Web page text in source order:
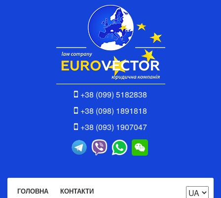
+38 (099) 5182838
+38 (098) 1891818
+38 (093) 1907047
ГОЛОВНА КОНТАКТИ